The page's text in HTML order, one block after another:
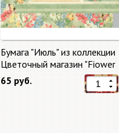
Бумага "Июль" из коллекции
Цветочный магазин "Fiower
Market"
65 руб.